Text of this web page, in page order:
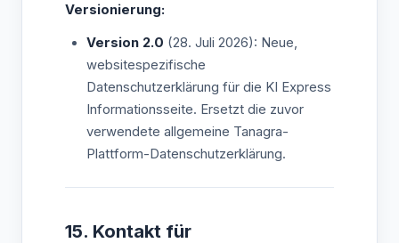
Versionierung:
Version 2.0 (28. Juli 2026): Neue,
websitespezifische
Datenschutzerklärung für die KI Express
Informationsseite. Ersetzt die zuvor
verwendete allgemeine Tanagra-
Plattform-Datenschutzerklärung.
15. Kontakt für